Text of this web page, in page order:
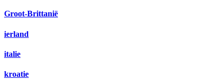
Groot-Brittanië
ierland
italie
kroatie